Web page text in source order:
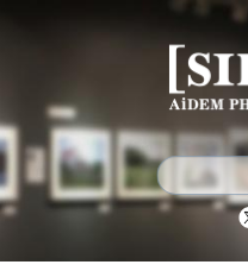
シリウスについて
展示スケジュール